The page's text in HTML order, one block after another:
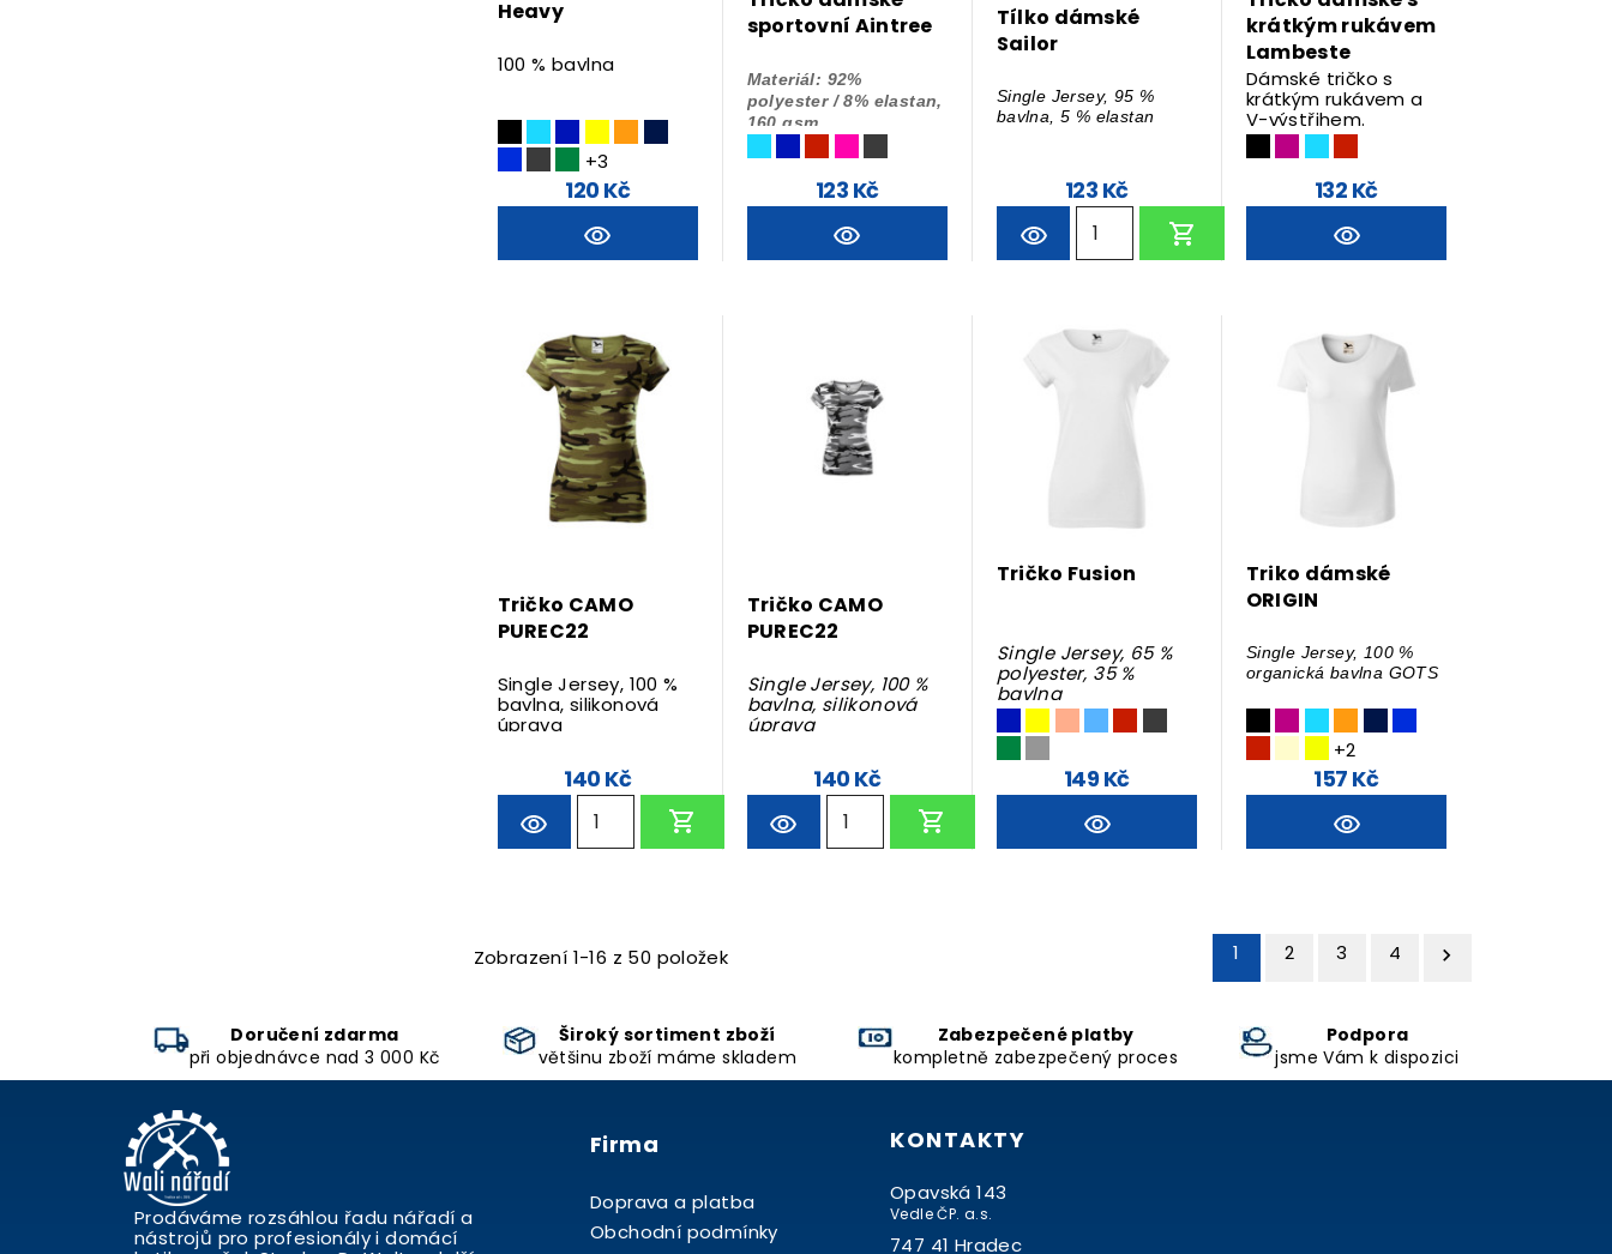
Heavy
100 % bavlna
+3
120 Kč
sportovní Aintree
Materiál: 92%
polyester / 8% elastan,
160 gsm.
123 Kč
Tílko dámské
Sailor
Single Jersey, 95 %
bavlna, 5 % elastan
123 Kč
krátkým rukávem
Lambeste
Dámské tričko s
krátkým rukávem a
V-výstřihem.
132 Kč
Tričko CAMO
PUREC22
Single Jersey, 100 %
bavlna, silikonová
úprava
140 Kč
Tričko CAMO
PUREC22
Single Jersey, 100 %
bavlna, silikonová
úprava
140 Kč
Tričko Fusion
Single Jersey, 65 %
polyester, 35 %
bavlna
149 Kč
Triko dámské
ORIGIN
Single Jersey, 100 %
organická bavlna GOTS
+2
157 Kč
Zobrazení 1-16 z 50 položek 1 2 3 4 
Doručení zdarma
při objednávce nad 3 000 Kč
Široký sortiment zboží
většinu zboží máme skladem
Zabezpečené platby
kompletně zabezpečený proces
Podpora
jsme Vám k dispozici
Prodáváme rozsáhlou řadu nářadí a
nástrojů pro profesionály i domácí
Firma
Doprava a platba
Obchodní podmínky
KONTAKTY
Opavská 143
Vedle ČP. a.s.
747 41 Hradec